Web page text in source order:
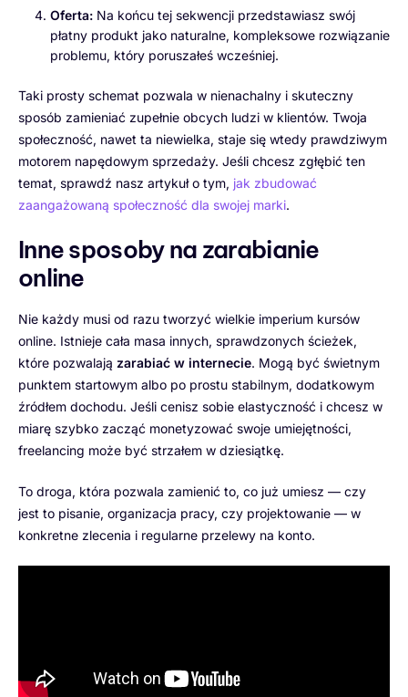
Oferta: Na końcu tej sekwencji przedstawiasz swój
płatny produkt jako naturalne, kompleksowe rozwiązanie
problemu, który poruszałeś wcześniej.
Taki prosty schemat pozwala w nienachalny i skuteczny
sposób zamieniać zupełnie obcych ludzi w klientów. Twoja
społeczność, nawet ta niewielka, staje się wtedy prawdziwym
motorem napędowym sprzedaży. Jeśli chcesz zgłębić ten
temat, sprawdź nasz artykuł o tym, jak zbudować
zaangażowaną społeczność dla swojej marki.
Inne sposoby na zarabianie
online
Nie każdy musi od razu tworzyć wielkie imperium kursów
online. Istnieje cała masa innych, sprawdzonych ścieżek,
które pozwalają zarabiać w internecie. Mogą być świetnym
punktem startowym albo po prostu stabilnym, dodatkowym
źródłem dochodu. Jeśli cenisz sobie elastyczność i chcesz w
miarę szybko zacząć monetyzować swoje umiejętności,
freelancing może być strzałem w dziesiątkę.
To droga, która pozwala zamienić to, co już umiesz — czy
jest to pisanie, organizacja pracy, czy projektowanie — w
konkretne zlecenia i regularne przelewy na konto.